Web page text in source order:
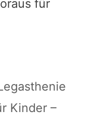
für
Kinder –